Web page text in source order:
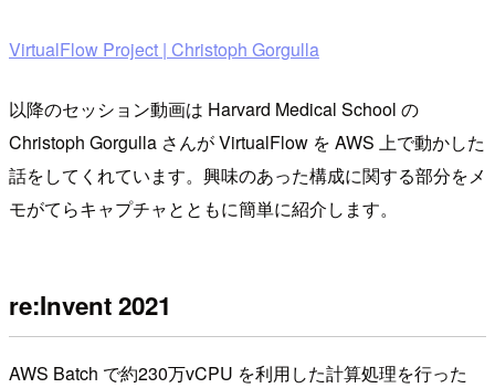
VirtualFlow Project | Christoph Gorgulla
以降のセッション動画は Harvard Medical School の
Christoph Gorgulla さんが VirtualFlow を AWS 上で動かした
話をしてくれています。興味のあった構成に関する部分をメ
モがてらキャプチャとともに簡単に紹介します。
re:Invent 2021
AWS Batch で約230万vCPU を利用した計算処理を行った